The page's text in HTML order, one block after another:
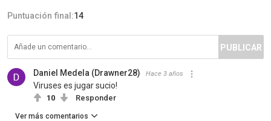
Puntuación final:14
PUBLICAR
Daniel Medela (Drawner28) Hace 3 años
Viruses es jugar sucio!
10 Responder
Ver más comentarios